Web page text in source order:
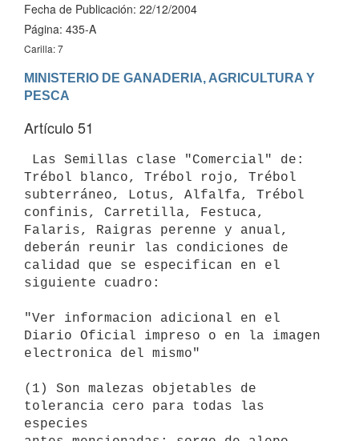
Fecha de Publicación: 22/12/2004
Página: 435-A
Carilla: 7
MINISTERIO DE GANADERIA, AGRICULTURA Y
PESCA
Artículo 51
Trébol blanco, Trébol rojo, Trébol
subterráneo, Lotus, Alfalfa, Trébol
confinis, Carretilla, Festuca,
Falaris, Raigras perenne y anual,
deberán reunir las condiciones de
calidad que se especifican en el
siguiente cuadro:
"Ver informacion adicional en el
Diario Oficial impreso o en la imagen
electronica del mismo"
(1) Son malezas objetables de
tolerancia cero para todas las
especies